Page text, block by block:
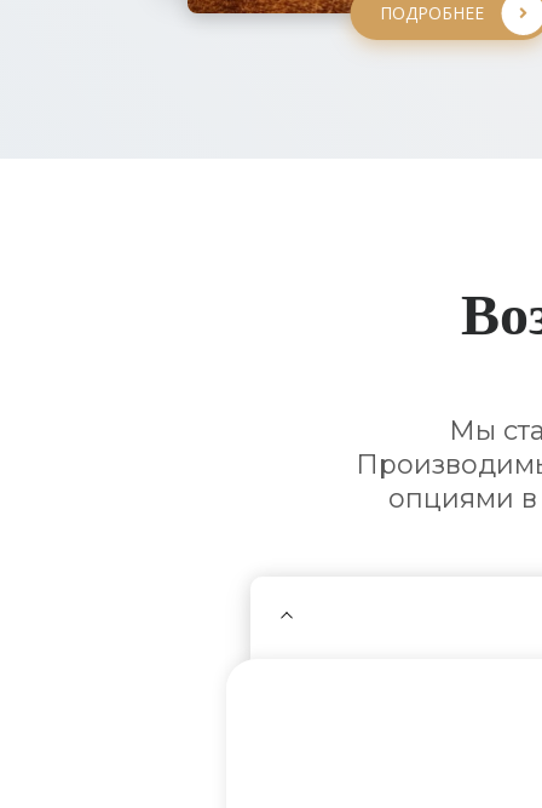
ПОДРОБНЕЕ
Мы
опциями в